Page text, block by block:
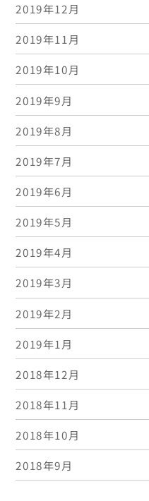
2019年12月
2019年11月
2019年10月
2019年9月
2019年8月
2019年7月
2019年6月
2019年5月
2019年4月
2019年3月
2019年2月
2019年1月
2018年12月
2018年11月
2018年10月
2018年9月